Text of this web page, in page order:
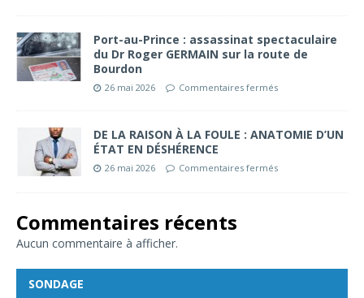
Port-au-Prince : assassinat spectaculaire
du Dr Roger GERMAIN sur la route de
Bourdon
26 mai 2026 Commentaires fermés
DE LA RAISON À LA FOULE : ANATOMIE D’UN
ÉTAT EN DÉSHÉRENCE
26 mai 2026 Commentaires fermés
Commentaires récents
Aucun commentaire à afficher.
SONDAGE